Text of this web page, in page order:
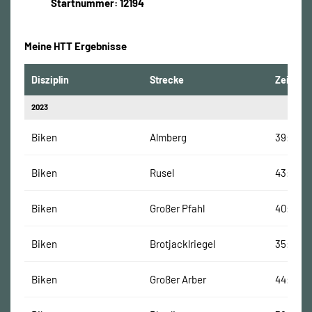
Startnummer: 12194
Meine HTT Ergebnisse
Disziplin Strecke Zeit
2023
Biken Almberg 39:05
Biken Rusel 43:16
Biken Großer Pfahl 40:37
Biken Brotjacklriegel 35:34
Biken Großer Arber 44:50